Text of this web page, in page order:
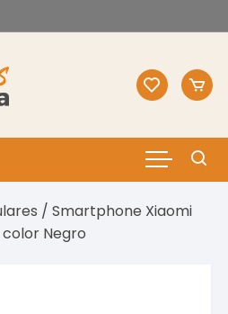
/ Smartphone Xiaomi
color Negro